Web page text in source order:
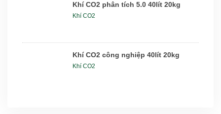
Khí CO2 phân tích 5.0 40lít 20kg
Khí CO2
Khí CO2 công nghiệp 40lít 20kg
Khí CO2